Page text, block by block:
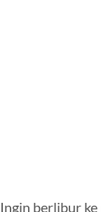
Ingin berlibur